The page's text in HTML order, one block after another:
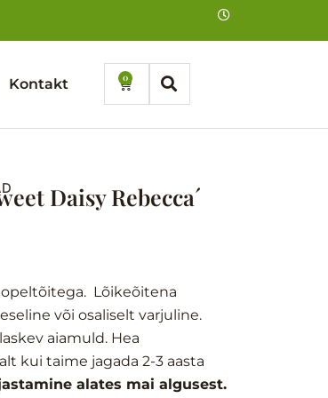
Kontakt 0
Cart
Daisy Rebecca´
Lõikeõitena
või osaliselt varjuline.
aiamuld. Hea
kui taime jagada 2-3 aasta
alates mai algusest.